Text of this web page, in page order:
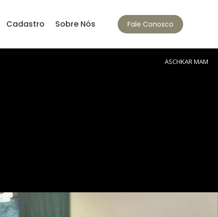
Cadastro Sobre Nós Fale Conosco
ASCHKAR MAM